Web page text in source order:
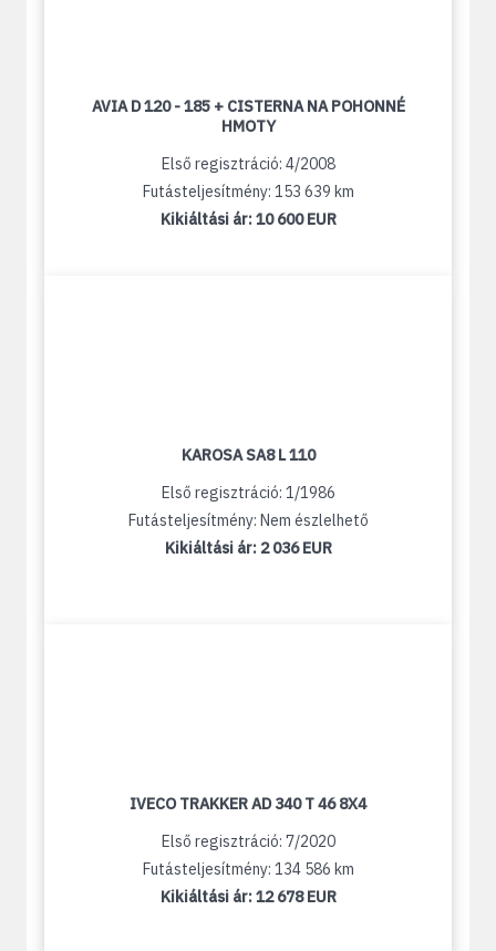
AVIA D 120 - 185 + CISTERNA NA POHONNÉ
HMOTY
Első regisztráció: 4/2008
Futásteljesítmény: 153 639 km
Kikiáltási ár:10 600 EUR
KAROSA SA8 L 110
Első regisztráció: 1/1986
Futásteljesítmény: Nem észlelhető
Kikiáltási ár: 2 036 EUR
IVECO TRAKKER AD 340 T 46 8X4
Első regisztráció: 7/2020
Futásteljesítmény: 134 586 km
Kikiáltási ár:12 678 EUR